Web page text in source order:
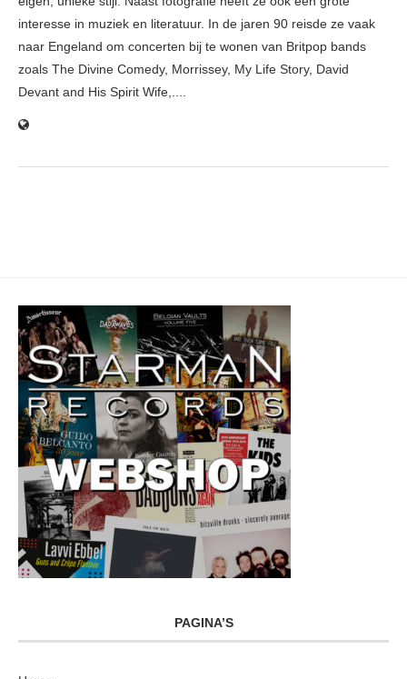
interesse in muziek en literatuur. In de jaren 90 reisde ze vaak
naar Engeland om concerten bij te wonen van Britpop bands
zoals The Divine Comedy, Morrissey, My Life Story, David
Devant and His Spirit Wife,....
PAGINA’S